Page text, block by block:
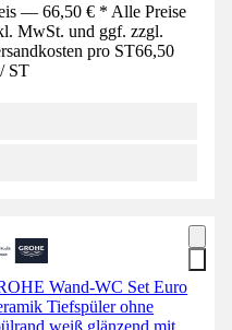
— 66,50 € * Alle Preise
MwSt. und ggf. zzgl.
pro ST66,50
/ ST
Wand-WC Set Euro
Tiefspüler ohne
weiß glänzend mit